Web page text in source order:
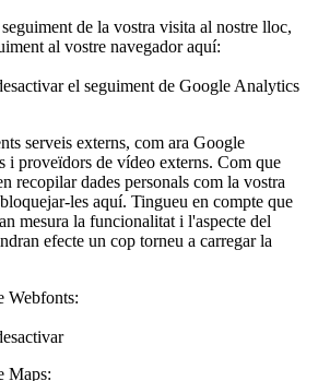
de la vostra visita al nostre lloc,
al vostre navegador aquí:
el seguiment de Google Analytics
serveis externs, com ara Google
i proveïdors de vídeo externs. Com que
recopilar dades personals com la vostra
les aquí. Tingueu en compte que
mesura la funcionalitat i l'aspecte del
efecte un cop torneu a carregar la
Webfonts:
Maps: